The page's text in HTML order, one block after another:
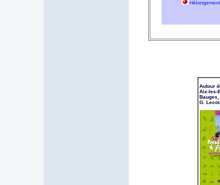
Autour
Aix-les-
G.